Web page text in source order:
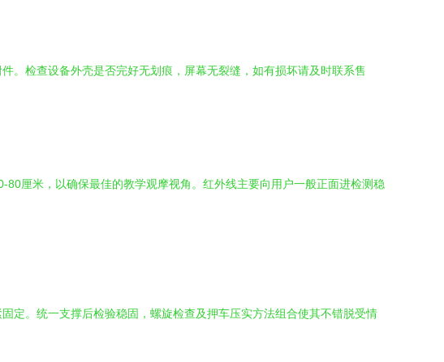
。检查设备外壳是否完好无划痕，屏幕无裂缝，如有损坏请及时联系售
厘米，以确保最佳的教学观摩视角。红外线主要向用户一般正面进检测稳
定。统一支撑后检验稳固，螺旋检查及押车压实方法组合使其不错脱受情